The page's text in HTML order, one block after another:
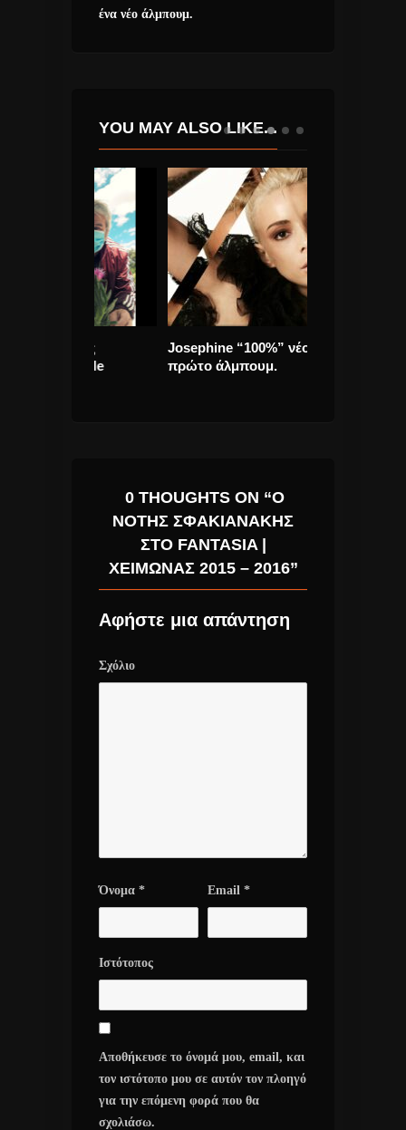
ένα νέο άλμπουμ.
YOU MAY ALSO LIKE...
Josephine “100%” νέο και
πρώτο άλμπουμ.
0 THOUGHTS ON “Ο
ΝΟΤΗΣ ΣΦΑΚΙΑΝΑΚΗΣ
ΣΤΟ FANTASIA |
ΧΕΙΜΩΝΑΣ 2015 – 2016”
Αφήστε μια απάντηση
Σχόλιο
Όνομα * Email *
Ιστότοπος
Αποθήκευσε το όνομά μου, email, και
τον ιστότοπο μου σε αυτόν τον πλοηγό
για την επόμενη φορά που θα
σχολιάσω.